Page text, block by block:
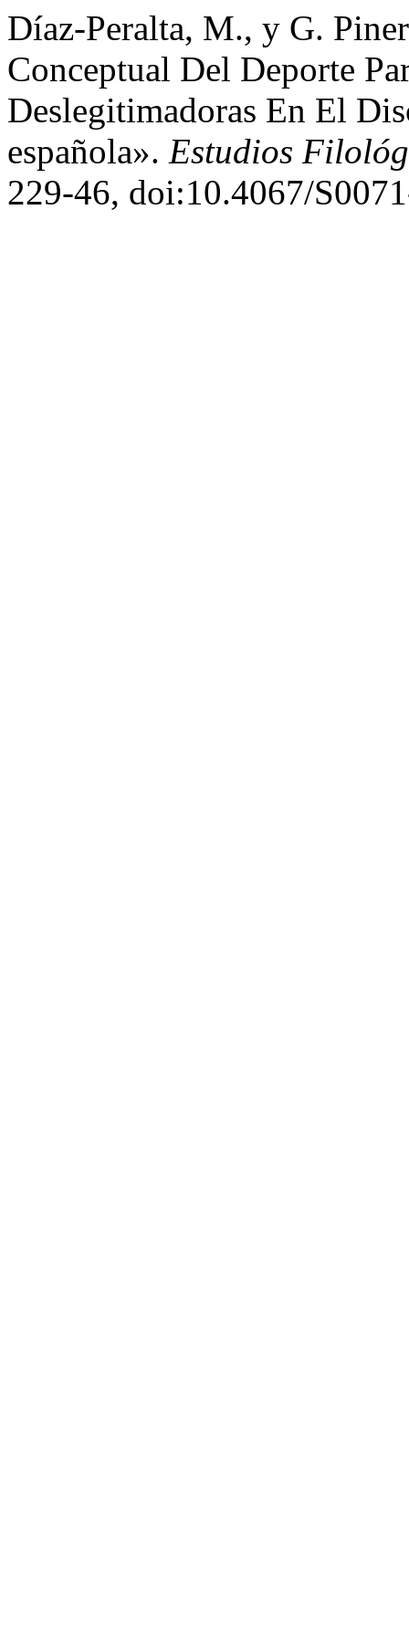
Díaz-Peralta, M., y G.
Conceptual Del Deporte
Deslegitimadoras En El
española». Estudios
229-46, doi:10.4067/